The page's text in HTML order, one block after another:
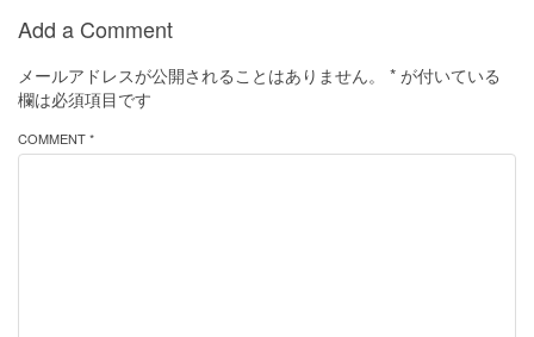
Add a Comment
メールアドレスが公開されることはありません。 * が付いている
欄は必須項目です
COMMENT *